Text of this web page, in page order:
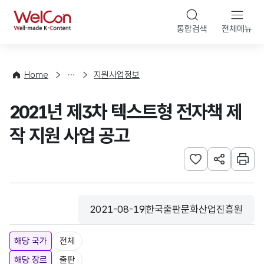
WelCon 통합검색 전체메뉴
Home
사
청
지원사업정보
2021년 제3차 텍스트형 전자책 제
작 지원 사업 공고
관심사 등록하기
URL 공유하
인쇄
등록일
2021-08-19
수집기관
한국출판문화산업진흥원
해당 국가
전체
해당 장르
출판